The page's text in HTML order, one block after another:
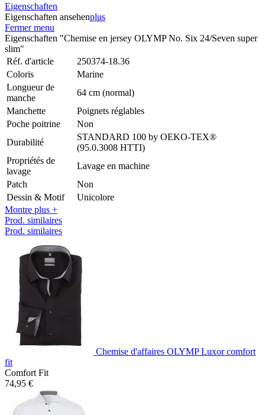
Eigenschaften
Eigenschaften ansehenplus
Fermer menu
Eigenschaften "Chemise en jersey OLYMP No. Six 24/Seven super
slim"
Réf. d'article
250374-18.36
Coloris
Marine
Longueur de
manche
64 cm (normal)
Manchette
Poignets réglables
Poche poitrine
Non
Durabilité
STANDARD 100 by OEKO-TEX®
(95.0.3008 HTTI)
Propriétés de
lavage
Lavage en machine
Patch
Non
Dessin & Motif
Unicolore
Montre plus +
Prod. similaires
Prod. similaires
Chemise d'affaires OLYMP Luxor comfort
fit
Comfort Fit
74,95 €